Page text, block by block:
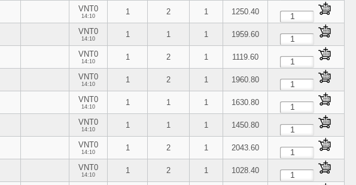
VNT0
14:10 1 2 1 1250.40
VNT0
14:10 1 1 1 1959.60
VNT0
14:10 1 2 1 1119.60
VNT0
14:10 1 2 1 1960.80
VNT0
14:10 1 1 1 1630.80
VNT0
14:10 1 1 1 1450.80
VNT0
14:10 1 2 1 2043.60
VNT0
14:10 1 2 1 1028.40